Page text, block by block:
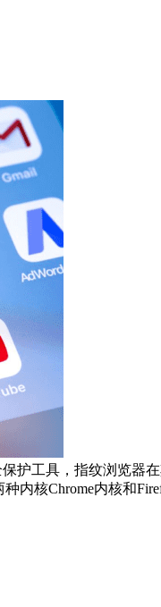
工具，指纹浏览器
内核Chrome内核和